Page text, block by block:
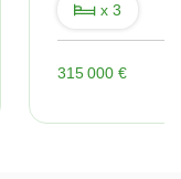
x 3
315 000 €